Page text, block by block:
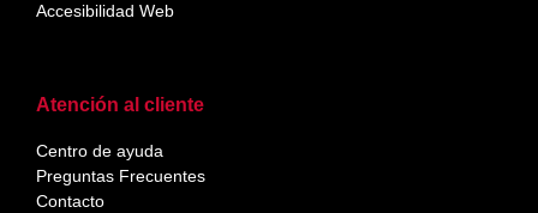
Atención al cliente
Centro de ayuda
Preguntas Frecuentes
Contacto
Accesibilidad Web